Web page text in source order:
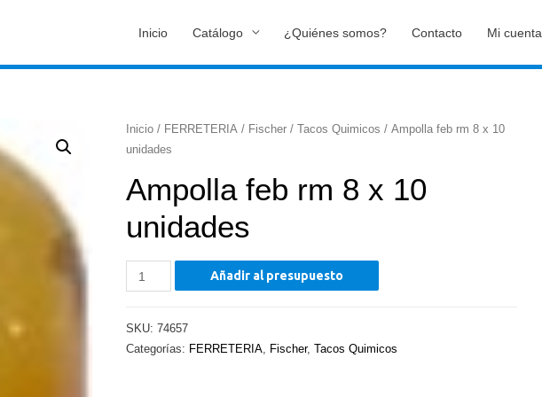
Inicio Catálogo ¿Quiénes somos? Contacto Mi cuenta
Inicio/ FERRETERIA/ Fischer/ Tacos Quimicos / Ampolla feb rm 8 x 10
unidades
Ampolla feb rm 8 x 10
unidades
Ampolla
feb
8
Añadir al presupuesto
SKU: 74657
Categorías: FERRETERIA, Fischer, Tacos Quimicos